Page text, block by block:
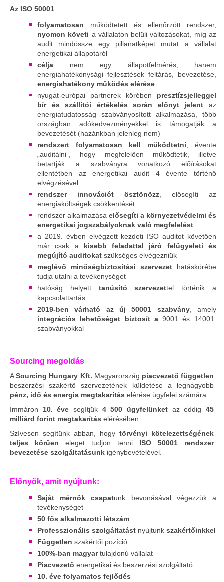
Az ISO 50001
folyamatosan működtetett és ellenőrzött rendszer,
nyomon követi a vállalaton belüli változásokat, míg az
audit mindössze egy pillanatképet mutat a vállalat
energetikai állapotáról
célja nem egy állapotfelmérés, hanem
energiahatékonysági fejlesztések feltárás, bevezetése,
energiahatékony működés elérése
nyugat-európai partnerek körében presztízsjelleggel
bír és szállítói értékelés során előnyt jelent az
energiatudatosság szabványosított alkalmazása, több
országban adókedvezményekkel is támogatják a
bevezetését (hazánkban jelenleg nem)
rendszert folyamatosan kell működtetni , évente
„auditálni”, hogy megfelelően működtetik, illetve
betartják a szabványra vonatkozó előírásokat
ellentétben az energetikai audit 4 évente történő
elvégzésével
rendszer innovációt ösztönözz , elősegíti az
energiaköltségek csökkentését
rendszer alkalmazása elősegíti a környezetvédelmi és
energetikai jogszabályoknak való megfelelést
a 2019. évben elvégzett kezdeti ISO auditot követően
már csak a kisebb feladattal járó felügyeleti és
megújító auditokat szükséges elvégezniük
meglévő minőségbiztosítási szervezet hatáskörébe
tudja utalni a tevékenységet
hatóság helyetttanúsító szervezettel történik a
kapcsolattartás
2019-ben várható az új 50001 szabvány, amely
integrációs lehetőséget biztosít a9001 és 14001
szabványokkal
Sourcing megoldás
ASourcing Hungary Kft. Magyarország piacvezető független
beszerzési szakértő szervezetének küldetése a legnagyobb
pénz, idő és energia megtakarítás elérése ügyfelei számára.
Immáron 10. éve segítjük 4 500 ügyfelünket az eddig45
milliárd forint megtakarítás elérésében.
Szívesen segítünk abban, hogy törvényi kötelezettségének
teljes körűen eleget tudjon tenni ISO 50001 rendszer
bevezetése szolgáltatásunk igénybevételével.
Előnyök, amit nyújtunk:
Saját mérnök csapatunk bevonásával végezzük a
tevékenységet
50 fős alkalmazotti létszám
Professzionális szolgáltatást nyújtunk szakértőinkkel
Független szakértői pozíció
100%-ban magyartulajdonú vállalat
Piacvezető energetikai és beszerzési szolgáltató
10. éve folyamatos fejlődés